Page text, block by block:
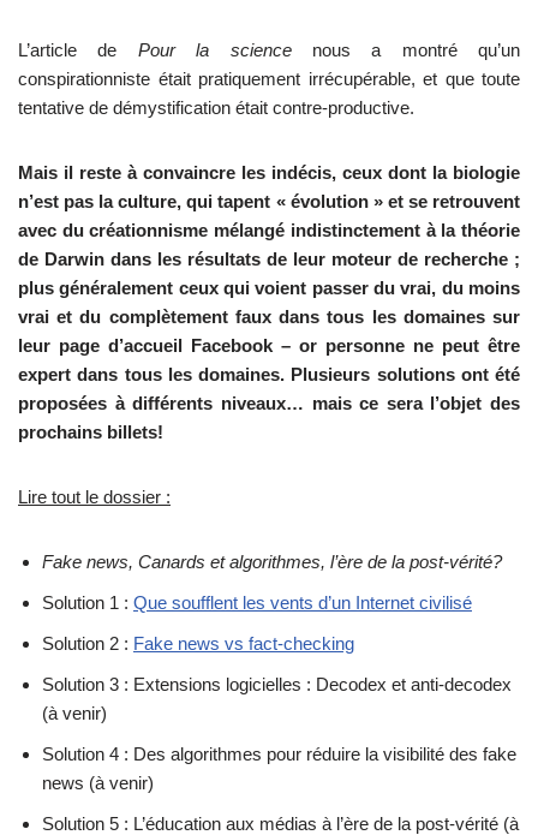
L’article de Pour la sciencenous a montré qu’un
conspirationniste était pratiquement irrécupérable, et que toute
tentative de démystification était contre-productive.
Mais il reste à convaincre les indécis, ceux dont la biologie
n’est pas la culture, qui tapent « évolution » et se retrouvent
avec du créationnisme mélangé indistinctement à la théorie
de Darwin dans les résultats de leur moteur de recherche ;
plus généralement ceux qui voient passer du vrai, du moins
vrai et du complètement faux dans tous les domaines sur
leur page d’accueil Facebook – or personne ne peut être
expert dans tous les domaines. Plusieurs solutions ont été
proposées à différents niveaux… mais ce sera l’objet des
prochains billets!
Lire tout le dossier :
Fake news, Canards et algorithmes, l’ère de la post-vérité?
Solution 1 : Que soufflent les vents d’un Internet civilisé
Solution 2 : Fake news vs fact-checking
Solution 3 : Extensions logicielles : Decodex et anti-decodex
(à venir)
Solution 4 : Des algorithmes pour réduire la visibilité des fake
news (à venir)
Solution 5 : L’éducation aux médias à l’ère de la post-vérité (à